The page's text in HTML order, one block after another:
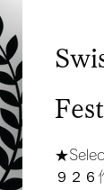
９２６